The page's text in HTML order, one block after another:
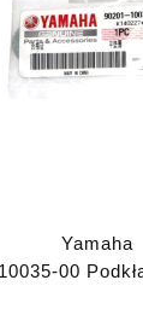
Yamaha
00